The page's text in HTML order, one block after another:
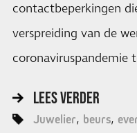
contactbeperkingen
verspreiding van de
coronaviruspandemie
LEES VERDER
Juwelier beurs